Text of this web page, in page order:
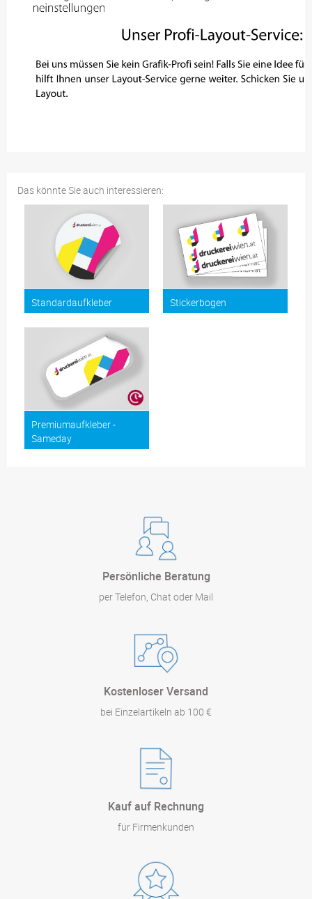
Das könnte Sie auch interessieren:
Standardaufkleber Stickerbogen
Premiumaufkleber -
Sameday
Persönliche Beratung
per Telefon, Chat oder Mail
Kostenloser Versand
bei Einzelartikeln ab 100 €
Kauf auf Rechnung
für Firmenkunden